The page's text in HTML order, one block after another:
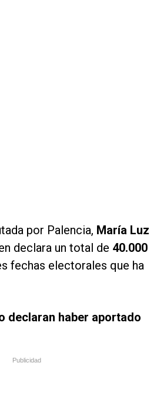
por Palencia, María Luz
declara un total de 40.000
fechas electorales que ha
declaran haber aportado
Publicidad